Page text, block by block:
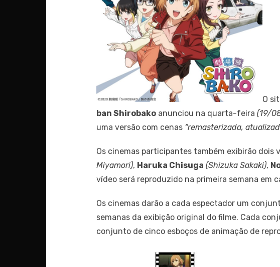
O
ban Shirobako anunciou na quarta-feira (19/
uma versão com cenas “remasterizada,
Os cinemas participantes também exibirão
Miyamori), Haruka Chisuga (Shizuka Sakaki),
vídeo será reproduzido na primeira semana em
Os cinemas darão a cada espectador um
semanas da exibição original do filme. Cada
conjunto de cinco esboços de animação de